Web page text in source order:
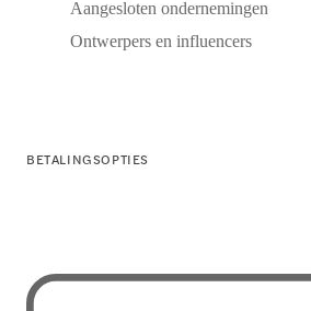
Aangesloten ondernemingen
Ontwerpers en influencers
BETALINGSOPTIES